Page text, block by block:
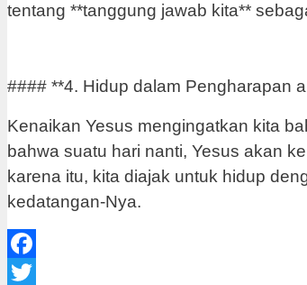
tentang **tanggung jawab kita**
#### **4. Hidup dalam Pengharapan
Kenaikan Yesus mengingatkan kita
bahwa suatu hari nanti, Yesus akan
karena itu, kita diajak untuk hidup
kedatangan-Nya.
Facebook